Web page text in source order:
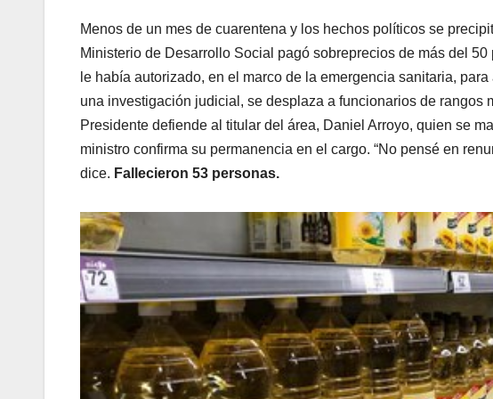
Menos de un mes de cuarentena y los hechos políticos se
Ministerio de Desarrollo Social pagó sobreprecios de más del
le había autorizado, en el marco de la emergencia sanitaria,
una investigación judicial, se desplaza a funcionarios de rangos
Presidente defiende al titular del área, Daniel Arroyo, quien se
ministro confirma su permanencia en el cargo. “No pensé en
dice. Fallecieron 53 personas.